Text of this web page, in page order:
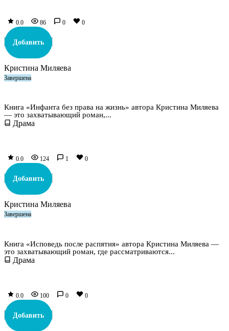
0.0 86 0 0
Добавить
Кристина Миляева
Завершена
Книга «Инфанта без права на жизнь» автора Кристина Миляева
— это захватывающий роман,...
Драма
0.0 124 1 0
Добавить
Кристина Миляева
Завершена
Книга «Исповедь после распятия» автора Кристина Миляева —
это захватывающий роман, где рассматриваются...
Драма
0.0 100 0 0
Добавить